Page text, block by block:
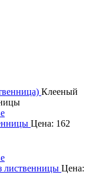
Клееный
Цена: 162
лиственницы Цена: